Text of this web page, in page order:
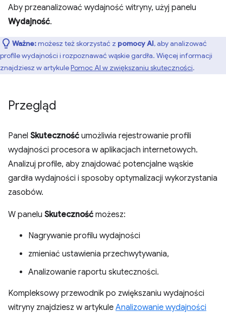
Aby przeanalizować wydajność witryny, użyj panelu
Wydajność.
Ważne:możesz też skorzystać z pomocy AI, aby analizować
profile wydajności i rozpoznawać wąskie gardła. Więcej informacji
znajdziesz w artykulePomoc AI w zwiększaniu skuteczności.
Przegląd
Panel Skuteczność umożliwia rejestrowanie profili
wydajności procesora w aplikacjach internetowych.
Analizuj profile, aby znajdować potencjalne wąskie
gardła wydajności i sposoby optymalizacji wykorzystania
zasobów.
W panelu Skuteczność możesz:
Nagrywanie profilu wydajności
zmieniać ustawienia przechwytywania,
Analizowanie raportu skuteczności.
Kompleksowy przewodnik po zwiększaniu wydajności
witryny znajdziesz w artykule Analizowanie wydajności